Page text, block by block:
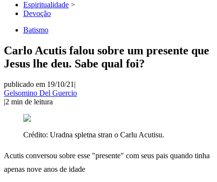
Espiritualidade >
Devoção
Batismo
Carlo Acutis falou sobre um presente que
Jesus lhe deu. Sabe qual foi?
publicado em 19/10/21 |
Gelsomino Del Guercio
|2 min de leitura
Crédito: Uradna spletna stran o Carlu Acutisu.
Acutis conversou sobre esse "presente" com seus pais quando tinha
apenas nove anos de idade